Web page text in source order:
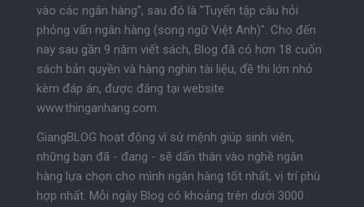
vào các ngân hàng", sau đó là "Tuyển tập câu hỏi
phỏng vấn ngân hàng (song ngữ Việt Anh)". Cho đến
nay sau gần 9 năm viết sách, Blog đã có hơn 18 cuốn
sách bản quyền và hàng nghìn tài liệu, đề thi lớn nhỏ
kèm đáp án, được đăng tại website
www.thinganhang.com.
GiangBLOG hoạt động vì sứ mệnh giúp sinh viên,
những bạn đã - đang - sẽ dấn thân vào nghề ngân
hàng lựa chọn cho mình ngân hàng tốt nhất, vị trí phù
hợp nhất. Mỗi ngày Blog có khoảng trên dưới 3000